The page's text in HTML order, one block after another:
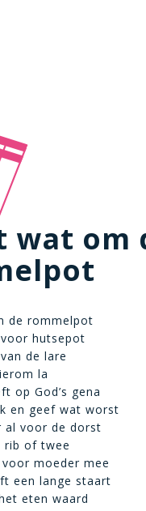
wat om
de rommelpot
hutsepot
de lare
la
op God’s gena
en geef wat worst
al voor de dorst
rib of twee
moeder mee
een lange staart
eten waard